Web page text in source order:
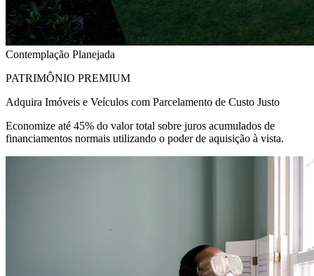
Contemplação Planejada
PATRIMÔNIO PREMIUM
Adquira Imóveis e Veículos com Parcelamento de Custo Justo
Economize até 45% do valor total sobre juros acumulados de
financiamentos normais utilizando o poder de aquisição à vista.